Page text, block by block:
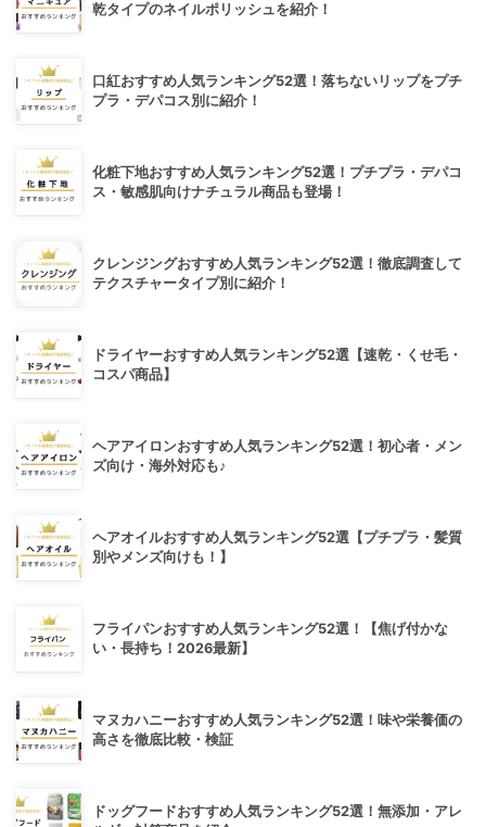
乾タイプのネイルポリッシュを紹介！
口紅おすすめ人気ランキング52選！落ちないリップをプチ
プラ・デパコス別に紹介！
化粧下地おすすめ人気ランキング52選！プチプラ・デパコ
ス・敏感肌向けナチュラル商品も登場！
クレンジングおすすめ人気ランキング52選！徹底調査して
テクスチャータイプ別に紹介！
ドライヤーおすすめ人気ランキング52選【速乾・くせ毛・
コスパ商品】
ヘアアイロンおすすめ人気ランキング52選！初心者・メン
ズ向け・海外対応も♪
ヘアオイルおすすめ人気ランキング52選【プチプラ・髪質
別やメンズ向けも！】
フライパンおすすめ人気ランキング52選！【焦げ付かな
い・長持ち！2026最新】
マヌカハニーおすすめ人気ランキング52選！味や栄養価の
高さを徹底比較・検証
ドッグフードおすすめ人気ランキング52選！無添加・アレ